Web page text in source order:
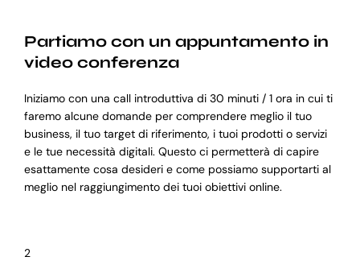
Partiamo con un appuntamento in
video conferenza
Iniziamo con una call introduttiva di 30 minuti / 1 ora in cui ti
faremo alcune domande per comprendere meglio il tuo
business, il tuo target di riferimento, i tuoi prodotti o servizi
e le tue necessità digitali. Questo ci permetterà di capire
esattamente cosa desideri e come possiamo supportarti al
meglio nel raggiungimento dei tuoi obiettivi online.
2